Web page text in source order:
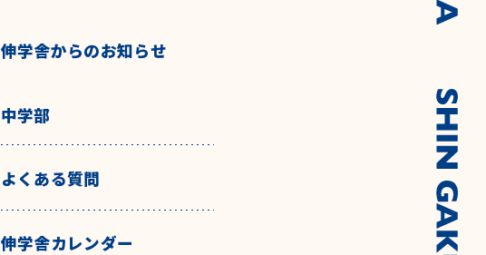
伸学舎からのお知らせ
中学部
よくある質問
伸学舎カレンダー